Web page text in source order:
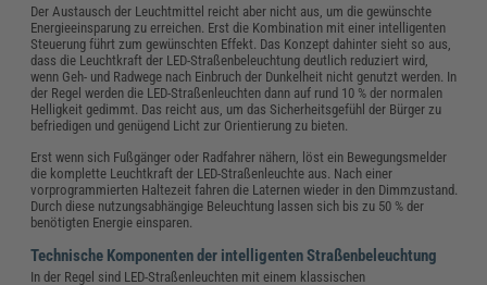
Der Austausch der Leuchtmittel reicht aber nicht aus, um die gewünschte
Energieeinsparung zu erreichen. Erst die Kombination mit einer intelligenten
Steuerung führt zum gewünschten Effekt. Das Konzept dahinter sieht so aus,
dass die Leuchtkraft der LED-Straßenbeleuchtung deutlich reduziert wird,
wenn Geh- und Radwege nach Einbruch der Dunkelheit nicht genutzt werden. In
der Regel werden die LED-Straßenleuchten dann auf rund 10 % der normalen
Helligkeit gedimmt. Das reicht aus, um das Sicherheitsgefühl der Bürger zu
befriedigen und genügend Licht zur Orientierung zu bieten.
Erst wenn sich Fußgänger oder Radfahrer nähern, löst ein Bewegungsmelder
die komplette Leuchtkraft der LED-Straßenleuchte aus. Nach einer
vorprogrammierten Haltezeit fahren die Laternen wieder in den Dimmzustand.
Durch diese nutzungsabhängige Beleuchtung lassen sich bis zu 50 % der
benötigten Energie einsparen.
Technische Komponenten der intelligenten Straßenbeleuchtung
In der Regel sind LED-Straßenleuchten mit einem klassischen